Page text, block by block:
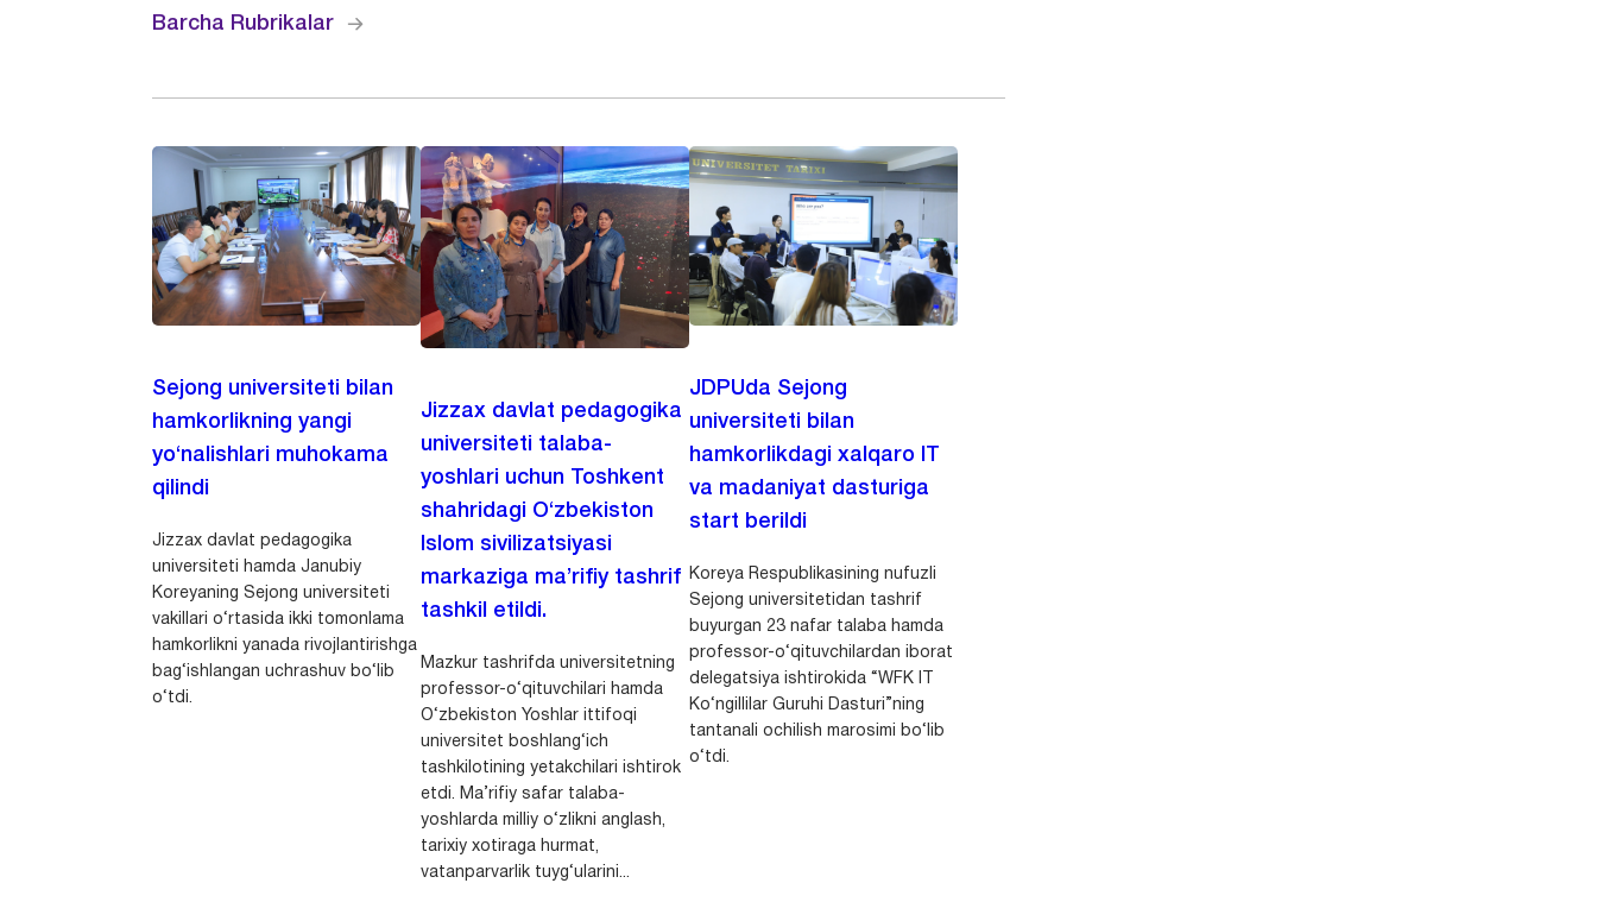
Barcha Rubrikalar
Sejong universiteti bilan
hamkorlikning yangi
yo‘nalishlari muhokama
qilindi
Jizzax davlat pedagogika
universiteti hamda Janubiy
Koreyaning Sejong universiteti
vakillari o‘rtasida ikki tomonlama
hamkorlikni yanada rivojlantirishga
bag‘ishlangan uchrashuv bo‘lib
o‘tdi.
Jizzax davlat pedagogika
universiteti talaba-
yoshlari uchun Toshkent
shahridagi O‘zbekiston
Islom sivilizatsiyasi
markaziga ma’rifiy tashrif
tashkil etildi.
Mazkur tashrifda universitetning
professor-o‘qituvchilari hamda
O‘zbekiston Yoshlar ittifoqi
universitet boshlang‘ich
tashkilotining yetakchilari ishtirok
etdi. Ma’rifiy safar talaba-
yoshlarda milliy o‘zlikni anglash,
tarixiy xotiraga hurmat,
vatanparvarlik tuyg‘ularini...
JDPUda Sejong
universiteti bilan
hamkorlikdagi xalqaro IT
va madaniyat dasturiga
start berildi
Koreya Respublikasining nufuzli
Sejong universitetidan tashrif
buyurgan 23 nafar talaba hamda
professor-o‘qituvchilardan iborat
delegatsiya ishtirokida “WFK IT
Ko‘ngillilar Guruhi Dasturi”ning
tantanali ochilish marosimi bo‘lib
o‘tdi.